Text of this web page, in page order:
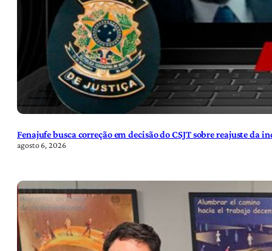
Fenajufe busca correção em decisão do CSJT sobre reajuste da
agosto 6, 2026